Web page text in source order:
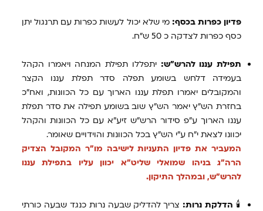
פדיון כפרות בכסף: מי שלא יכול לעשות כפרות עם תרנגול יתן
כסף כפרות לצדקה כ 50 ש"ח.
תפילת עננו להרש"ש:יתפללו תפילת המנחה ויאמרו הקהל
בעמידה דלחש בשומע תפלה סדר תפלת עננו הקצר
והמקובלים יאמרו תפלת עננו הארוך עם כל הכוונות, ואח"כ
בחזרת הש"ץ יאמר הש"ץ שוב בשומע תפילה את סדר תפלת
עננו הארוך ע"פ סידור הרש"ש זיע"א עם כל הכוונות והקהל
יכוונו לצאת י"ח ע"י הש"ץ בכל הכוונות והוידויים שאומר.
המעביר את פדיון התעניות לישיבה מו"ר המקובל הצדיק
הרה"ג בניהו שמואלי שליט"א יכוון עליו בתפילת עננו
להרש"ש, ובמהלך התיקון.
🕯 הדלקת נרות: צריך להדליק שבעה נרות כנגד שבעה כורתי